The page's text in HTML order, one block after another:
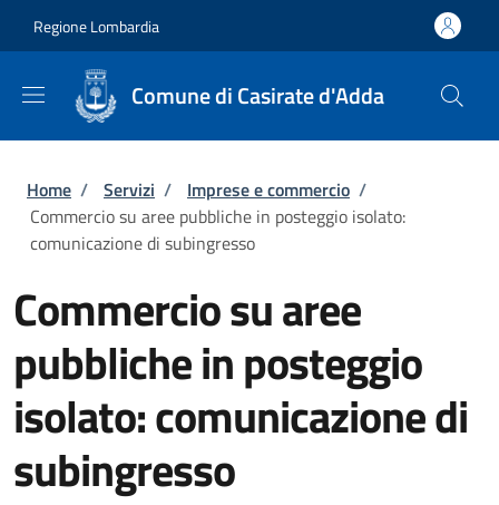
Regione Lombardia
Comune di Casirate d'Adda
Briciole di pane
Home / Servizi / Imprese e commercio /
Commercio su aree pubbliche in posteggio isolato:
comunicazione di subingresso
Commercio su aree
pubbliche in posteggio
isolato: comunicazione di
subingresso